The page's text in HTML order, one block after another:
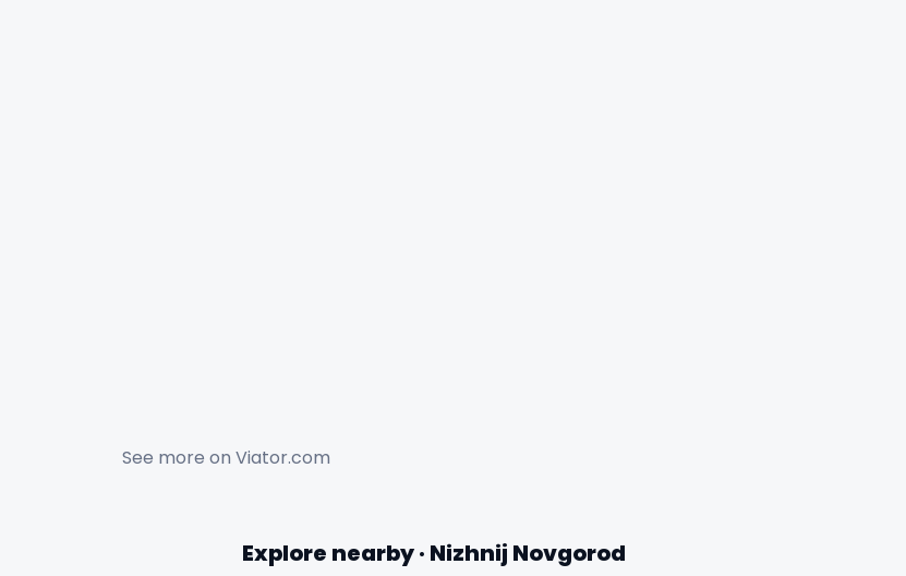
See more on Viator.com
Explore nearby · Nizhnij Novgorod